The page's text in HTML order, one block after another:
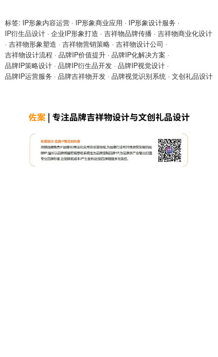
标签: IP形象内容运营 · IP形象商业应用 · IP形象设计服务 ·
IP衍生品设计 · 企业IP形象打造 · 吉祥物品牌传播 · 吉祥物商业化设计
· 吉祥物形象塑造 · 吉祥物营销策略 · 吉祥物设计公司 ·
吉祥物设计流程 · 品牌IP价值提升 · 品牌IP化解决方案 ·
品牌IP策略设计 · 品牌IP衍生品开发 · 品牌IP视觉设计 ·
品牌IP运营服务 · 品牌吉祥物开发 · 品牌视觉识别系统 · 文创礼品设计